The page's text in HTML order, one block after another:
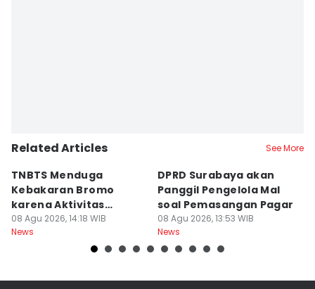
Related Articles See More
TNBTS Menduga
Kebakaran Bromo
karena Aktivitas
Manusia
08 Agu 2026, 14:18 WIB
News
DPRD Surabaya akan
Panggil Pengelola Mal
soal Pemasangan Pagar
08 Agu 2026, 13:53 WIB
News